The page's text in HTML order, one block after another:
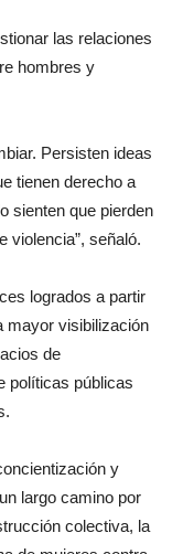
las relaciones
hombres y
Persisten ideas
tienen derecho a
sienten que pierden
violencia”, señaló.
logrados a partir
mayor visibilización
de
políticas públicas
y
largo camino por
colectiva, la